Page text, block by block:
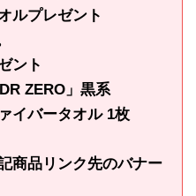
ルプレゼント
ント
ZERO」黒系
イバータオル 1枚
商品リンク先のバナー